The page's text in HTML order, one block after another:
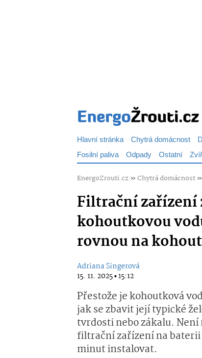
Hlavní stránka Chytrá domácnost
Fosilní paliva Odpady Ostatní
EnergoZrouti.cz»Chytrá domácnost»
Filtrační zařízení
kohoutkovou
rovnou na
Adriana Singerová
15. 11. 2025 ▪ 15:12
Přestože je kohoutková
jak se zbavit její typické
tvrdosti nebo zákalu.
filtrační zařízení na baterii
minut instalovat.